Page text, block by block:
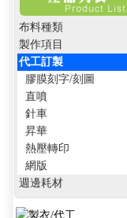
布料種類
製作項目
代工訂製
膠膜刻字/刻圖
直噴
針車
昇華
熱壓轉印
網版
週邊耗材